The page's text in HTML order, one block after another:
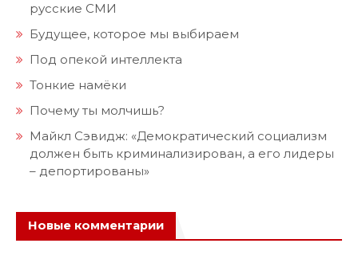
русские СМИ
Будущее, которое мы выбираем
Под опекой интеллекта
Тонкие намёки
Почему ты молчишь?
Майкл Сэвидж: «Демократический социализм
должен быть криминализирован, а его лидеры
– депортированы»
Новые комментарии